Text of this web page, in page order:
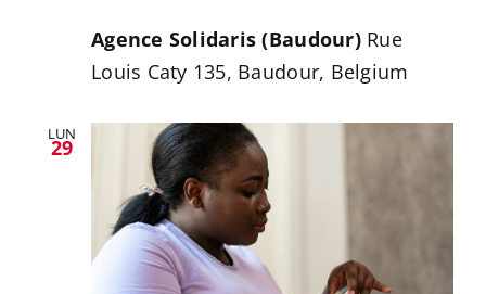
Agence Solidaris (Baudour) Rue
Louis Caty 135, Baudour, Belgium
LUN
29